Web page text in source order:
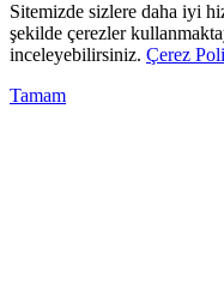
Sitemizde sizlere daha iyi
şekilde çerezler
inceleyebilirsiniz. Çerez
Tamam